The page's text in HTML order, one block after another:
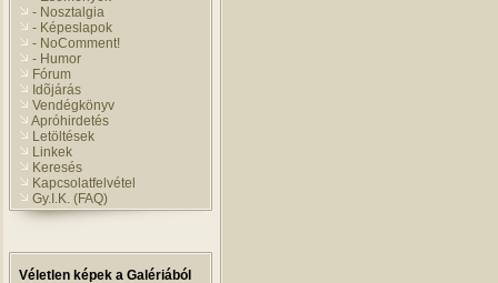
- Nosztalgia
- Képeslapok
- NoComment!
- Humor
Fórum
Idõjárás
Vendégkönyv
Apróhirdetés
Letöltések
Linkek
Keresés
Kapcsolatfelvétel
Gy.I.K. (FAQ)
Véletlen képek a Galériából